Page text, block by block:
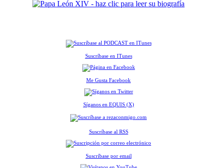
Suscríbase en ITunes
Me Gusta Facebook
Síganos en EQUIS (X)
Suscríbase al RSS
Suscríbase por email